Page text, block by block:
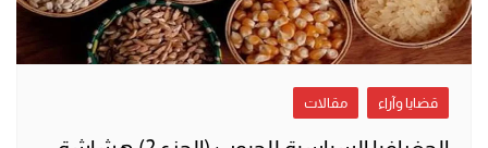
قضايا وآراء مقالات